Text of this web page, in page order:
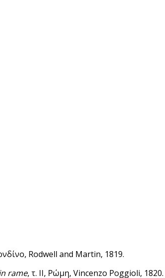
Rodwell and Martin, 1819.
rame, τ. II, Ρώμη, Vincenzo Poggioli, 1820.